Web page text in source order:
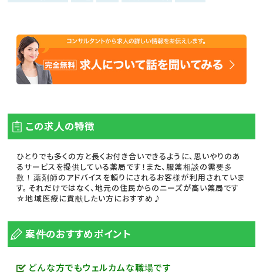
この求人の特徴
ひとりでも多くの方と長くお付き合いできるように、思いやりのあ
るサービスを提供している薬局です！また、服薬相談の需要多
数！薬剤師のアドバイスを頼りにされるお客様が利用されていま
す。それだけではなく、地元の住民からのニーズが高い薬局です
☆地域医療に貢献したい方におすすめ♪
案件のおすすめポイント
どんな方でもウェルカムな職場です